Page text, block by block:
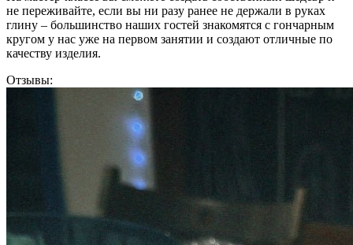
не переживайте, если вы ни разу ранее не держали в руках
глину – большинство наших гостей знакомятся с гончарным
кругом у нас уже на первом занятии и создают отличные по
качеству изделия.
Отзывы: